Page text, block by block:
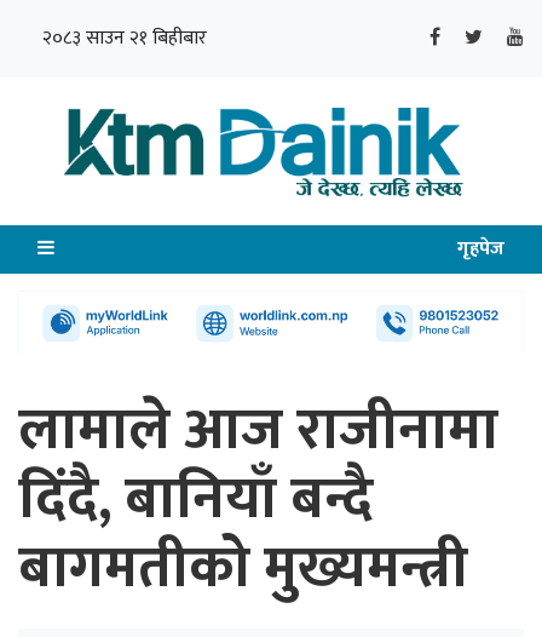
२०८३ साउन २१ बिहीबार
गृहपेज
लामाले आज राजीनामा
दिंदै, बानियाँ बन्दै
बागमतीको मुख्यमन्त्री